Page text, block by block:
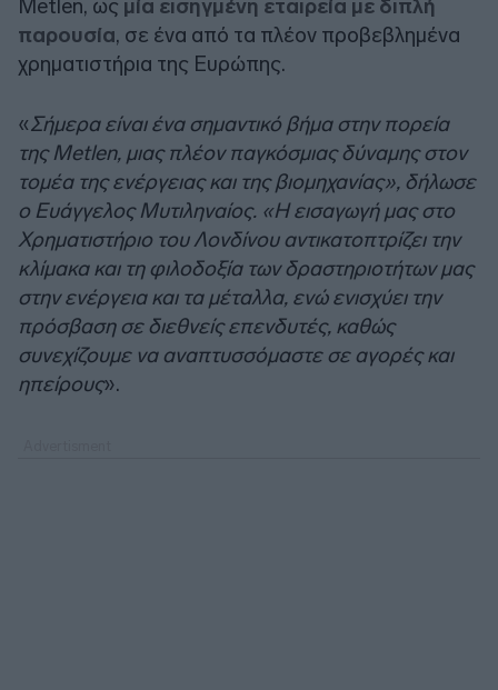
Metlen, ως μία εισηγμένη εταιρεία με διπλή
παρουσία, σε ένα από τα πλέον προβεβλημένα
χρηματιστήρια της Ευρώπης.
«Σήμερα είναι ένα σημαντικό βήμα στην πορεία
της Metlen, μιας πλέον παγκόσμιας δύναμης στον
τομέα της ενέργειας και της βιομηχανίας», δήλωσε
ο Ευάγγελος Μυτιληναίος. «Η εισαγωγή μας στο
Χρηματιστήριο του Λονδίνου αντικατοπτρίζει την
κλίμακα και τη φιλοδοξία των δραστηριοτήτων μας
στην ενέργεια και τα μέταλλα, ενώ ενισχύει την
πρόσβαση σε διεθνείς επενδυτές, καθώς
συνεχίζουμε να αναπτυσσόμαστε σε αγορές και
ηπείρους».